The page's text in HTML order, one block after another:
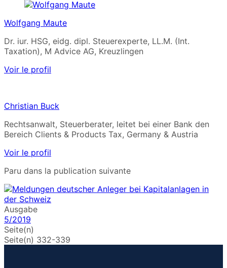
Wolfgang Maute
Dr. iur. HSG, eidg. dipl. Steuerexperte, LL.M. (Int.
Taxation), M Advice AG, Kreuzlingen
Voir le profil
Christian Buck
Rechtsanwalt, Steuerberater, leitet bei einer Bank den
Bereich Clients & Products Tax, Germany & Austria
Voir le profil
Paru dans la publication suivante
Ausgabe
5/2019
Seite(n)
Seite(n) 332-339